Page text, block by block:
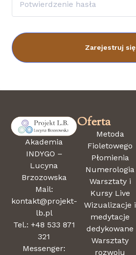
Zarejestruj się
Akademia
INDYGO –
Lucyna
Brzozowska
Mail:
kontakt@projekt-
lb.pl
Tel.: +48 533 871
321
Messenger:
Oferta
Metoda
Fioletowego
Płomienia
Numerologia
Warsztaty i
Kursy Live
Wizualizacje i
medytacje
dedykowane
Warsztaty
rozwoju